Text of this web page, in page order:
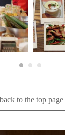
to the top page